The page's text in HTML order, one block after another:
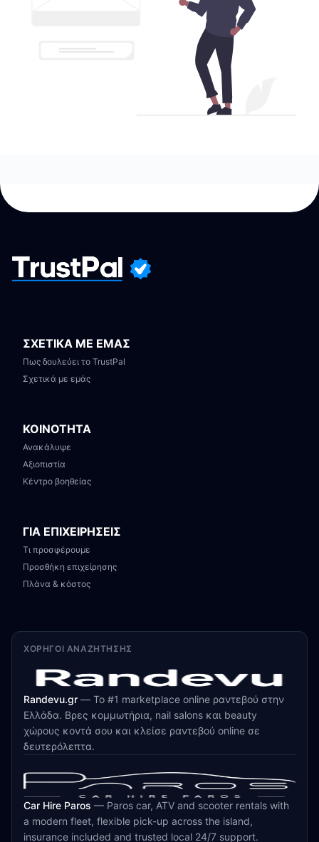
ΣΧΕΤΙΚΑ ΜΕ ΕΜΑΣ
Πως δουλεύει το TrustPal
Σχετικά με εμάς
ΚΟΙΝΟΤΗΤΑ
Ανακάλυψε
Αξιοπιστία
Κέντρο βοηθείας
ΓΙΑ ΕΠΙΧΕΙΡΗΣΕΙΣ
Τι προσφέρουμε
Προσθήκη επιχείρησης
Πλάνα & κόστος
ΧΟΡΗΓΟΊ ΑΝΑΖΉΤΗΣΗΣ
Randevu.gr — Το #1 marketplace online ραντεβού στην
Ελλάδα. Βρες κομμωτήρια, nail salons και beauty
χώρους κοντά σου και κλείσε ραντεβού online σε
δευτερόλεπτα.
Car Hire Paros — Paros car, ATV and scooter rentals with
a modern fleet, flexible pick-up across the island,
insurance included and trusted local 24/7 support.